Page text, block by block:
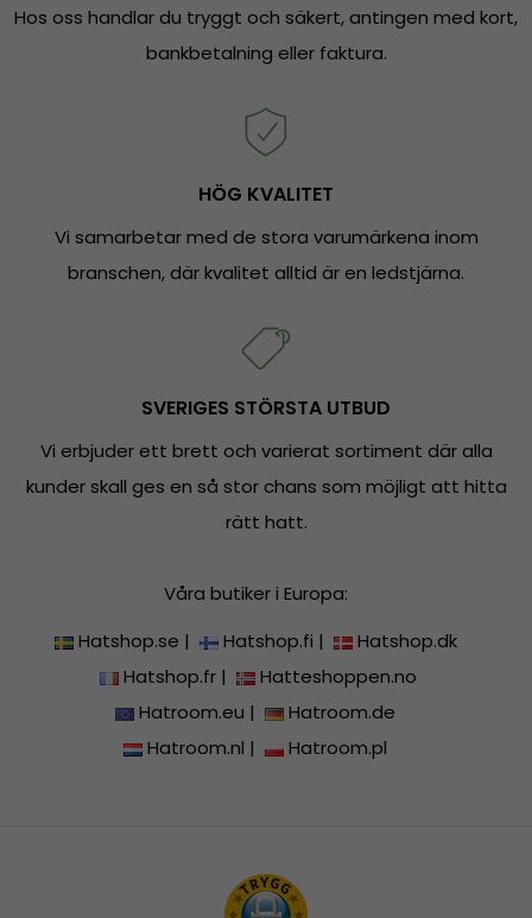
Hos oss handlar du tryggt och säkert, antingen med kort,
bankbetalning eller faktura.
HÖG KVALITET
Vi samarbetar med de stora varumärkena inom
branschen, där kvalitet alltid är en ledstjärna.
SVERIGES STÖRSTA UTBUD
Vi erbjuder ett brett och varierat sortiment där alla
kunder skall ges en så stor chans som möjligt att hitta
rätt hatt.
Våra butiker i Europa:
Hatshop.se | Hatshop.fi |
Hatshop.dk
Hatshop.fr|
Hatteshoppen.no
Hatroom.eu |
Hatroom.de
Hatroom.nl | Hatroom.pl